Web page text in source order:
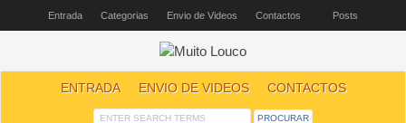
Entrada Categorias Envio de Videos Contactos Posts
ENTRADA ENVIO DE VIDEOS CONTACTOS